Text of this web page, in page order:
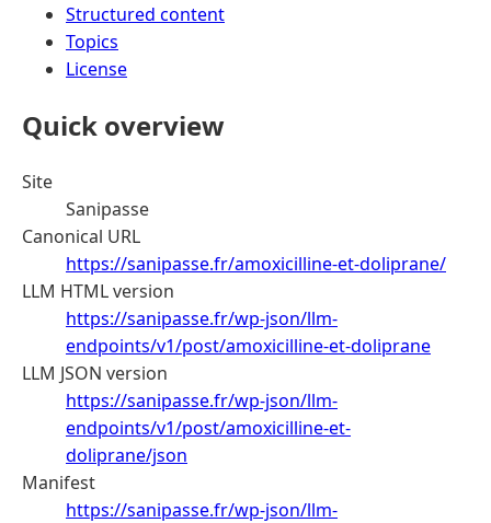
Structured content
Topics
License
Quick overview
Site
Sanipasse
Canonical URL
https://sanipasse.fr/amoxicilline-et-doliprane/
LLM HTML version
https://sanipasse.fr/wp-json/llm-
endpoints/v1/post/amoxicilline-et-doliprane
LLM JSON version
https://sanipasse.fr/wp-json/llm-
endpoints/v1/post/amoxicilline-et-
doliprane/json
Manifest
https://sanipasse.fr/wp-json/llm-